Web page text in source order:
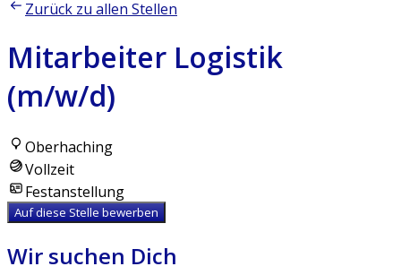
Zurück zu allen Stellen
Mitarbeiter Logistik
(m/w/d)
Oberhaching
Vollzeit
Festanstellung
Auf diese Stelle bewerben
Wir suchen Dich